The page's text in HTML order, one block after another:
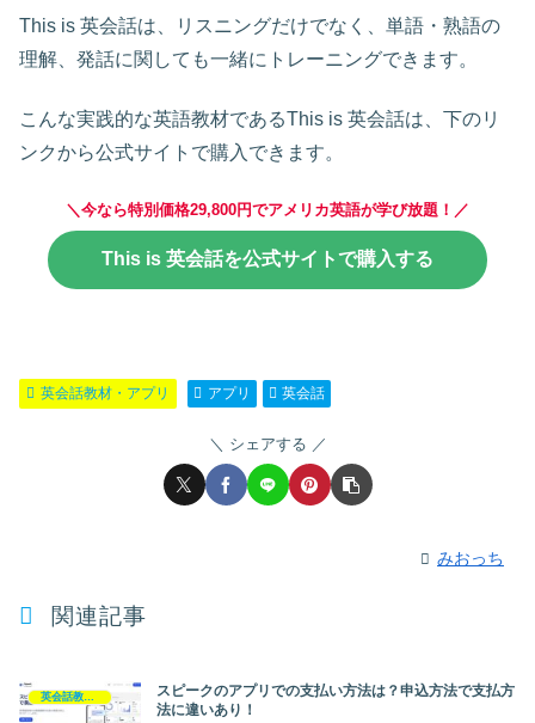
This is 英会話は、リスニングだけでなく、単語・熟語の
理解、発話に関しても一緒にトレーニングできます。
こんな実践的な英語教材であるThis is 英会話は、下のリ
ンクから公式サイトで購入できます。
＼今なら特別価格29,800円でアメリカ英語が学び放題！／
This is 英会話を公式サイトで購入する
英会話教材・アプリ アプリ 英会話
シェアする
みおっち
関連記事
英会話教材・アプリ
スピークのアプリでの支払い方法は？申込方法で支払方
法に違いあり！